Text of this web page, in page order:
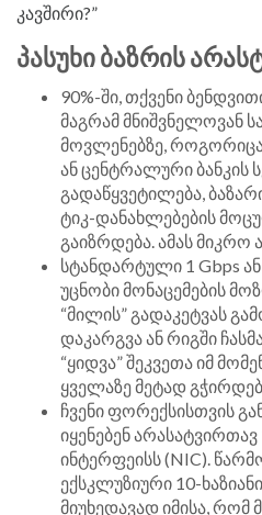
კავშირი?”
პასუხი ბაზრის
90%-ში, თქვენი
მაგრამ მნიშვნელოვან
მოვლენებზე,
ან ცენტრალური ბანკის
გადაწყვეტილება,
ტიკ-დანახლებების
გაიზრდება. ამას მიკრო
სტანდარტული 1 Gbps
უცნობი მონაცემების
“მილის” გადაკეტვას
დაკარგვა ან რიგში
“ყიდვა” შეკვეთა იმ
ყველაზე მეტად
ჩვენი ფორექსისთვის
იყენებენ
ინტერფეისს (NIC).
ექსკლუზიური 10-
მიუხედავად იმისა, რომ